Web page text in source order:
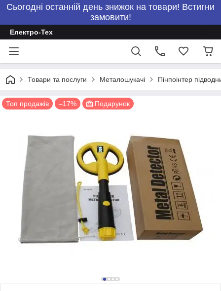
Сьогодні останній день знижок на товари! Встигни
замовити!
Електро-Тех
Товари та послуги Металошукачі Пінпоінтер
Топ продажів –17% Подарунок